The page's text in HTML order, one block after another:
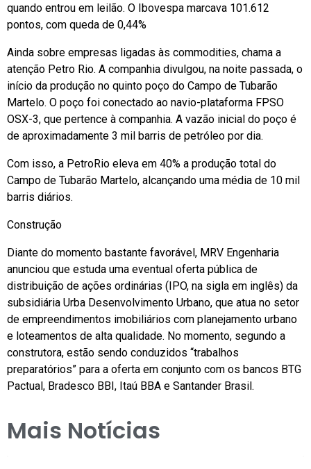
quando entrou em leilão. O Ibovespa marcava 101.612
pontos, com queda de 0,44%
Ainda sobre empresas ligadas às commodities, chama a
atenção Petro Rio. A companhia divulgou, na noite passada, o
início da produção no quinto poço do Campo de Tubarão
Martelo. O poço foi conectado ao navio-plataforma FPSO
OSX-3, que pertence à companhia. A vazão inicial do poço é
de aproximadamente 3 mil barris de petróleo por dia.
Com isso, a PetroRio eleva em 40% a produção total do
Campo de Tubarão Martelo, alcançando uma média de 10 mil
barris diários.
Construção
Diante do momento bastante favorável, MRV Engenharia
anunciou que estuda uma eventual oferta pública de
distribuição de ações ordinárias (IPO, na sigla em inglês) da
subsidiária Urba Desenvolvimento Urbano, que atua no setor
de empreendimentos imobiliários com planejamento urbano
e loteamentos de alta qualidade. No momento, segundo a
construtora, estão sendo conduzidos “trabalhos
preparatórios” para a oferta em conjunto com os bancos BTG
Pactual, Bradesco BBI, Itaú BBA e Santander Brasil.
Mais Notícias